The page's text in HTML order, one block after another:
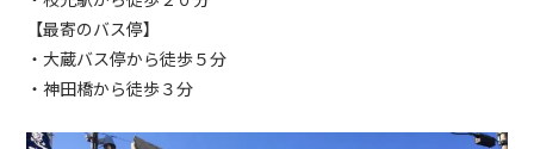
【最寄のバス停】
・大蔵バス停から徒歩５分
・神田橋から徒歩３分